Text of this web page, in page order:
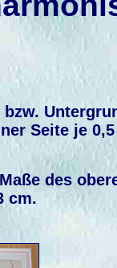
Seite je
des
cm.